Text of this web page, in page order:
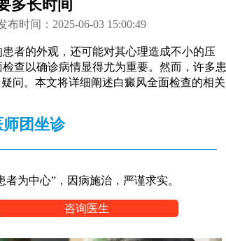
多长时间
布时间：2025-06-03 15:00:49
者的外观，还可能对其心理造成不小的压
查以确诊病情显得尤为重要。然而，许多患
问。本文将详细阐述白癜风全面检查的相关
团坐诊
者为中心”，因病施治，严谨求实。
咨询医生